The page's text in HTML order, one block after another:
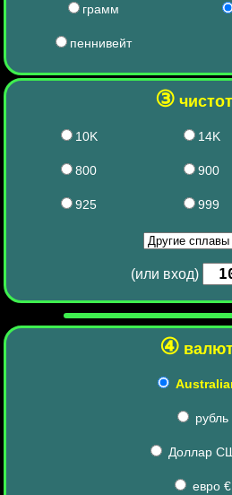
грамм
пеннивейт
③
10K 14K
800 900
925 999
(или вход)
④
рубль
Доллар
евро €